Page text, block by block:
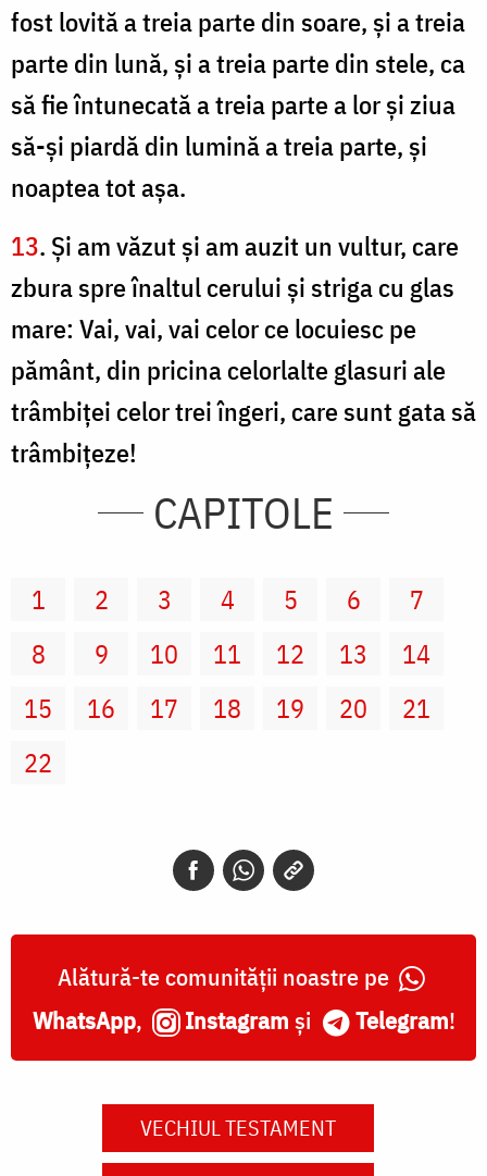
fost lovită a treia parte din soare, şi a treia
parte din lună, şi a treia parte din stele, ca
să fie întunecată a treia parte a lor şi ziua
să-şi piardă din lumină a treia parte, şi
noaptea tot aşa.
13. Şi am văzut şi am auzit un vultur, care
zbura spre înaltul cerului şi striga cu glas
mare: Vai, vai, vai celor ce locuiesc pe
pământ, din pricina celorlalte glasuri ale
trâmbiţei celor trei îngeri, care sunt gata să
trâmbiţeze!
CAPITOLE
1 2 3 4 5 6
7
8
9 10 11 12 13
14
15
16 17 18 19 20
21
22
Alătură-te comunității noastre pe
WhatsApp, Instagram și Telegram!
VECHIUL TESTAMENT